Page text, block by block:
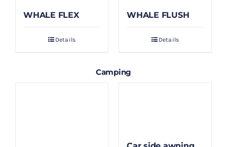
WHALE FLEX
Details
WHALE FLUSH
Details
Camping